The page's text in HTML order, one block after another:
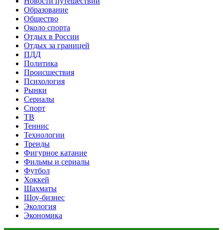
Образование
Общество
Около спорта
Отдых в России
Отдых за границей
ПДД
Политика
Происшествия
Психология
Рынки
Сериалы
Спорт
ТВ
Теннис
Технологии
Тренды
Фигурное катание
Фильмы и сериалы
Футбол
Хоккей
Шахматы
Шоу-бизнес
Экология
Экономика